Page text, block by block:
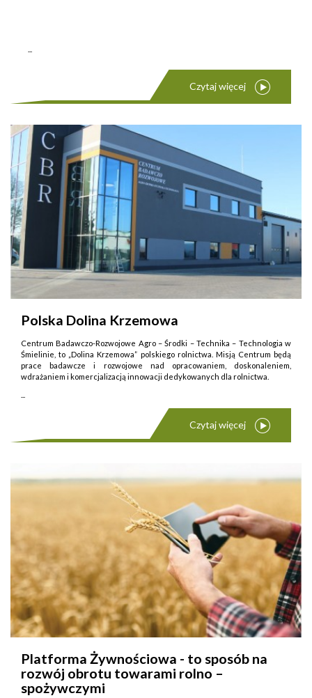
Czytaj więcej
Polska Dolina Krzemowa
Centrum Badawczo-Rozwojowe Agro – Środki – Technika – Technologia w
Śmielinie, to „Dolina Krzemowa” polskiego rolnictwa. Misją Centrum będą
prace badawcze i rozwojowe nad opracowaniem, doskonaleniem,
wdrażaniem i komercjalizacją innowacji dedykowanych dla rolnictwa.
Czytaj więcej
Platforma Żywnościowa - to sposób na
rozwój obrotu towarami rolno –
spożywczymi